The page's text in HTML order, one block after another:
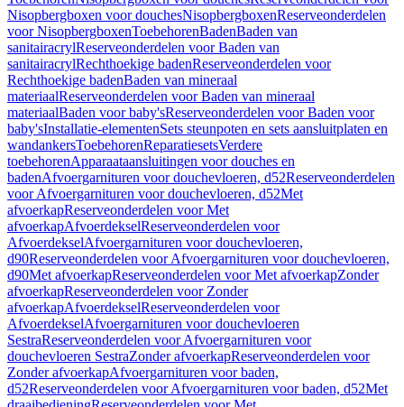
Nisopbergboxen voor douchesNisopbergboxenReserveonderdelen
voor NisopbergboxenToebehorenBadenBaden van
sanitairacrylReserveonderdelen voor Baden van
sanitairacrylRechthoekige badenReserveonderdelen voor
Rechthoekige badenBaden van mineraal
materiaalReserveonderdelen voor Baden van mineraal
materiaalBaden voor baby'sReserveonderdelen voor Baden voor
baby'sInstallatie-elementenSets steunpoten en sets aansluitplaten en
wandankersToebehorenReparatiesetsVerdere
toebehorenApparaataansluitingen voor douches en
badenAfvoergarnituren voor douchevloeren, d52Reserveonderdelen
voor Afvoergarnituren voor douchevloeren, d52Met
afvoerkapReserveonderdelen voor Met
afvoerkapAfvoerdekselReserveonderdelen voor
AfvoerdekselAfvoergarnituren voor douchevloeren,
d90Reserveonderdelen voor Afvoergarnituren voor douchevloeren,
d90Met afvoerkapReserveonderdelen voor Met afvoerkapZonder
afvoerkapReserveonderdelen voor Zonder
afvoerkapAfvoerdekselReserveonderdelen voor
AfvoerdekselAfvoergarnituren voor douchevloeren
SestraReserveonderdelen voor Afvoergarnituren voor
douchevloeren SestraZonder afvoerkapReserveonderdelen voor
Zonder afvoerkapAfvoergarnituren voor baden,
d52Reserveonderdelen voor Afvoergarnituren voor baden, d52Met